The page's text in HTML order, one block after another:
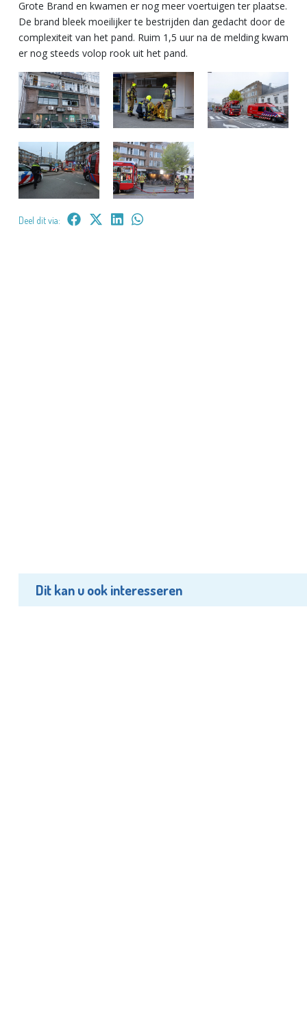
Grote Brand en kwamen er nog meer voertuigen ter plaatse.
De brand bleek moeilijker te bestrijden dan gedacht door de
complexiteit van het pand. Ruim 1,5 uur na de melding kwam
er nog steeds volop rook uit het pand.
Deel dit via:
Dit kan u ook interesseren